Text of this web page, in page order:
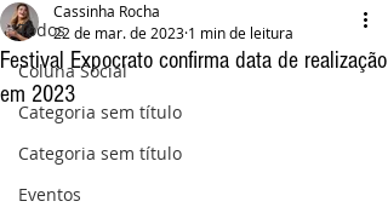
Todos
Coluna Social
Categoria sem título
Categoria sem título
Eventos
Festival Expocrato confirma data de realização
em 2023
Cassinha Rocha
22 de mar. de 2023 1 min de leitura